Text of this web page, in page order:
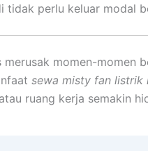
tidak perlu keluar modal
momen-momen
sewa misty fan listrik
ruang kerja semakin